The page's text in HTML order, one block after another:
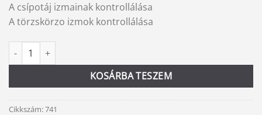
A csípotáj izmainak kontrollálása
A törzskörzo izmok kontrollálása
Izomkontroll 3. CD mennyiség
KOSÁRBA TESZEM
Alternative:
Cikkszám:741